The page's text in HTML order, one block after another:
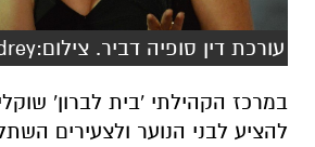
עורכת דין סופיה דביר. צילום:odrey
במרכז הקהילתי 'בית לברון'
להציע לבני הנוער ולצעירים